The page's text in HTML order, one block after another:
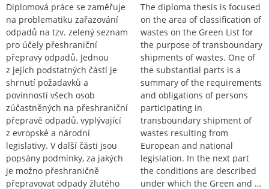
Diplomová práce se zaměřuje
na problematiku zařazování
odpadů na tzv. zelený seznam
pro účely přeshraniční
přepravy odpadů. Jednou
z jejích podstatných částí je
shrnutí požadavků a
povinností všech osob
zúčastněných na přeshraniční
přepravě odpadů, vyplývající
z evropské a národní
legislativy. V další části jsou
popsány podmínky, za jakých
je možno přeshraničně
přepravovat odpady žlutého
The diploma thesis is focused
on the area of classification of
wastes on the Green List for
the purpose of transboundary
shipments of wastes. One of
the substantial parts is a
summary of the requirements
and obligations of persons
participating in
transboundary shipment of
wastes resulting from
European and national
legislation. In the next part
the conditions are described
under which the Green and …